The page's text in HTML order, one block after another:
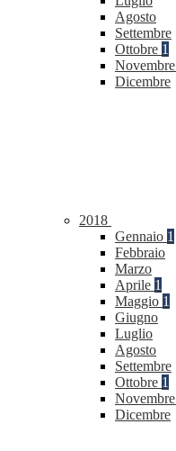
Agosto
Settembre
Ottobre 1
Novembre
Dicembre
2018
Gennaio 1
Febbraio
Marzo
Aprile 1
Maggio 1
Giugno
Luglio
Agosto
Settembre
Ottobre 1
Novembre
Dicembre